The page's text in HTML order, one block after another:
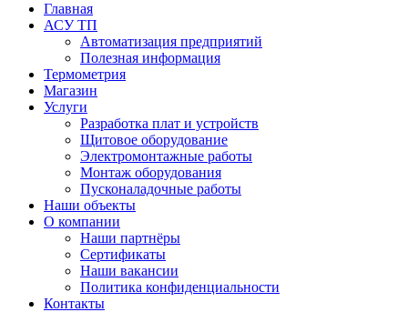
Главная
АСУ ТП
Автоматизация предприятий
Полезная информация
Термометрия
Магазин
Услуги
Разработка плат и устройств
Щитовое оборудование
Электромонтажные работы
Монтаж оборудования
Пусконаладочные работы
Наши объекты
О компании
Наши партнёры
Сертификаты
Наши вакансии
Политика конфиденциальности
Контакты